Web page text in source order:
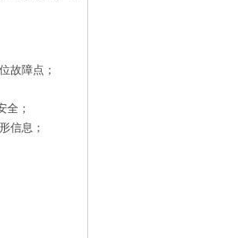
故障点；
全；
信息；